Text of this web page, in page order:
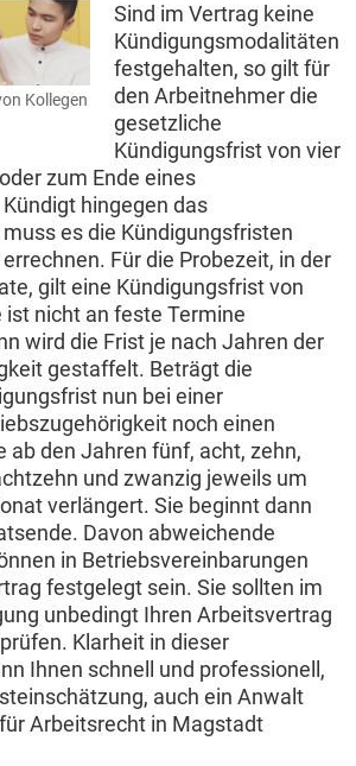
Kollegen
Sind im Vertrag keine
Kündigungsmodalitäten
festgehalten, so gilt für
den Arbeitnehmer die
gesetzliche
Kündigungsfrist von vier
zum Ende eines
hingegen das
es die Kündigungsfristen
Für die Probezeit, in der
gilt eine Kündigungsfrist von
ist nicht an feste Termine
wird die Frist je nach Jahren der
gestaffelt. Beträgt die
nun bei einer
noch einen
ab den Jahren fünf, acht, zehn,
und zwanzig jeweils um
verlängert. Sie beginnt dann
Davon abweichende
in Betriebsvereinbarungen
festgelegt sein. Sie sollten im
unbedingt Ihren Arbeitsvertrag
Klarheit in dieser
Ihnen schnell und professionell,
auch ein Anwalt
Arbeitsrecht in Magstadt